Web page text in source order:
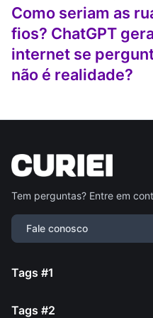
Como seriam as
fios? ChatGPT
internet se
não é realidade?
Tem perguntas? Entre em
Fale conosco
Tags #1
Tags #2